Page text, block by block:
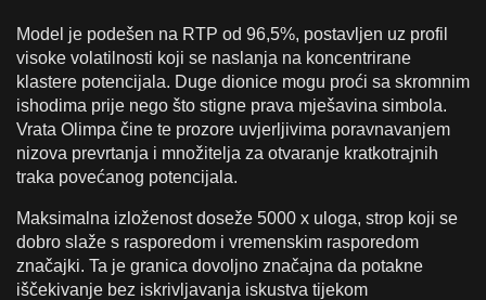
Model je podešen na RTP od 96,5%, postavljen uz profil
visoke volatilnosti koji se naslanja na koncentrirane
klastere potencijala. Duge dionice mogu proći sa skromnim
ishodima prije nego što stigne prava mješavina simbola.
Vrata Olimpa čine te prozore uvjerljivima poravnavanjem
nizova prevrtanja i množitelja za otvaranje kratkotrajnih
traka povećanog potencijala.
Maksimalna izloženost doseže 5000 x uloga, strop koji se
dobro slaže s rasporedom i vremenskim rasporedom
značajki. Ta je granica dovoljno značajna da potakne
iščekivanje bez iskrivljavanja iskustva tijekom